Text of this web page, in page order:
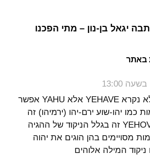
יגאל בן-נון – מתי הפכנו
הערה קטנה יהוה לא נקרא YEHAVE אלא YAHU אפשר
כמו יהו-שוע ירם-יהו (ירמיהו) זה
שאנחנו מנקדים YEHOVA זה בגלל הניקוד של ההגיה
מסויימים בהן הוגים את יהוה
ניקוד המילה אלוהים